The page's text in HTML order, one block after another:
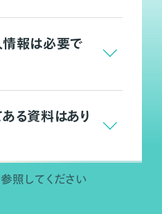
情報は必要で
る資料はあり
照してください